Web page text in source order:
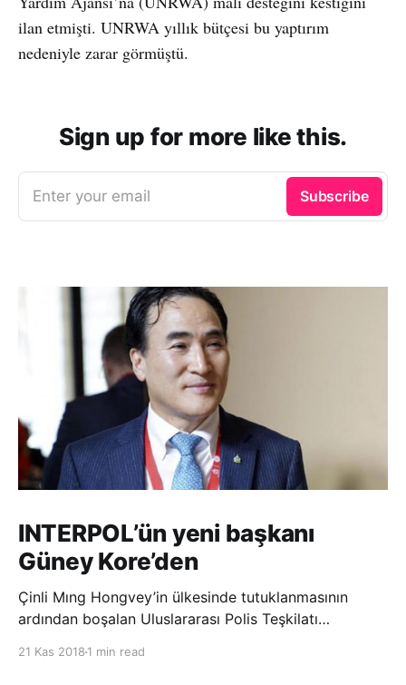
ilan etmişti. UNRWA yıllık bütçesi bu yaptırım
nedeniyle zarar görmüştü.
Sign up for more like this.
Enter your email Subscribe
INTERPOL’ün yeni başkanı
Güney Kore’den
Çinli Mıng Hongvey’in ülkesinde tutuklanmasının
ardından boşalan Uluslararası Polis Teşkilatı
21 Kas 2018 1 min read